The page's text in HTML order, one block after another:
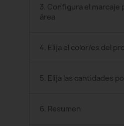
3. Configura el marcaje
área
4. Elija el color/es del
5. Elija las cantidades
6. Resumen